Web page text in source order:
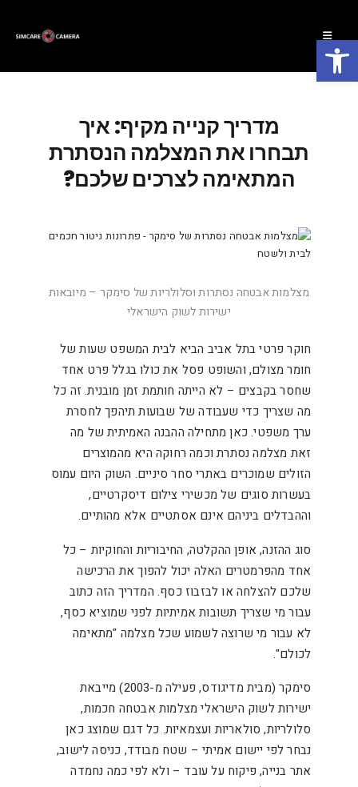
פתח סרגל נגישות
מדריך קנייה מקיף: איך
תבחרו את המצלמה הנסתרת
המתאימה לצרכים שלכם?
מצלמות אבטחה נסתרות וסלולריות של סימקר – מיובאות
ישירות לשוק הישראלי
חוקר פרטי בתל אביב הביא לבית המשפט שעות של
חומר מצולם, והשופט פסל את כולו בגלל פרט אחד
שחסר בקבצים – לא הייתה חותמת זמן מובנית. זה כל
מה שצריך כדי שעבודה של שבועות תיהפך לחסרת
ערך משפטי. כאן מתחילה ההבנה האמיתית של מה
זאת מצלמה נסתרת וכמה רחוקה היא מהמוצרים
הזולים שמוכרים באתרי סחר סיניים. השוק היום עמוס
בעשרות סוגים של מכשירי צילום דיסקרטיים,
וההבדלים ביניהם אינם אסתטיים אלא מהותיים.
סוג ההזנה, אופן ההקלטה, החיבוריות והחוקיות – כל
אחד מהפרמטרים האלה יכול להפוך את הרכישה
שלכם להצלחה או לבזבוז כסף. המדריך הזה כתוב
עבור מי שצריך תשובות אמיתיות לפני שמוציא כסף,
לא עבור מי שרוצה לשמוע שכל מצלמה "מתאימה
לכולם".
סימקר (מבית מדיגודס, פעילה מ-2003) מייבאת
ישירות לשוק הישראלי מצלמות אבטחה חכמות,
סלולריות, סולאריות ועצמאיות. כל דגם שמוצג כאן
נבחר לפי יישום אמיתי – שטח מבודד, כניסה לישוב,
אתר בנייה, פיקוח על עובד – ולא לפי כמה נחמדה